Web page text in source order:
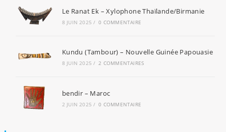
Le Ranat Ek – Xylophone Thaïlande/Birmanie
8 JUIN 2025 / 0 COMMENTAIRE
Kundu (Tambour) – Nouvelle Guinée Papouasie
8 JUIN 2025 / 2 COMMENTAIRES
bendir – Maroc
2 JUIN 2025 / 0 COMMENTAIRE